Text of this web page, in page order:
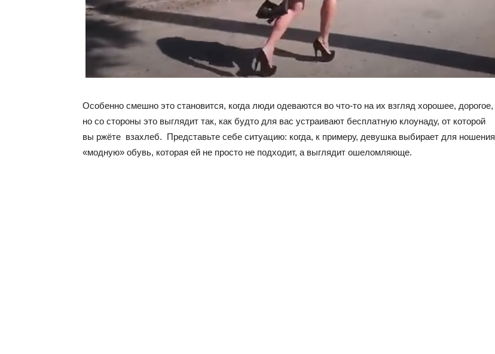
Особенно смешно это становится, когда люди одеваются во что-то на их взгляд хорошее, дорогое,
но со стороны это выглядит так, как будто для вас устраивают бесплатную клоунаду, от которой
вы ржёте взахлеб. Представьте себе ситуацию: когда, к примеру, девушка выбирает для ношения
«модную» обувь, которая ей не просто не подходит, а выглядит ошеломляюще.